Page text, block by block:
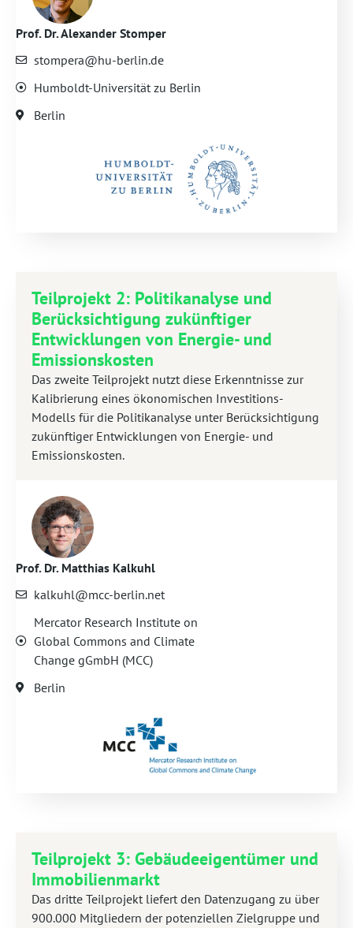
Prof. Dr. Alexander Stomper
stompera@hu-berlin.de
Humboldt-Universität zu Berlin
Berlin
Teilprojekt 2: Politikanalyse und
Berücksichtigung zukünftiger
Entwicklungen von Energie- und
Emissionskosten
Das zweite Teilprojekt nutzt diese Erkenntnisse zur
Kalibrierung eines ökonomischen Investitions-
Modells für die Politikanalyse unter Berücksichtigung
zukünftiger Entwicklungen von Energie- und
Emissionskosten.
Prof. Dr. Matthias Kalkuhl
kalkuhl@mcc-berlin.net
Mercator Research Institute on
Global Commons and Climate
Change gGmbH (MCC)
Berlin
Teilprojekt 3: Gebäudeeigentümer und
Immobilienmarkt
Das dritte Teilprojekt liefert den Datenzugang zu über
900.000 Mitgliedern der potenziellen Zielgruppe und